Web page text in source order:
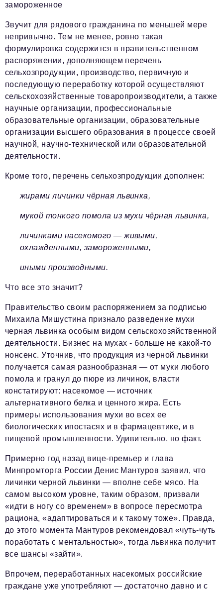
замороженное
Звучит для рядового гражданина по меньшей мере
непривычно. Тем не менее, ровно такая
формулировка содержится в правительственном
распоряжении, дополняющем перечень
сельхозпродукции, производство, первичную и
последующую переработку которой осуществляют
сельскохозяйственные товаропроизводители, а также
научные организации, профессиональные
образовательные организации, образовательные
организации высшего образования в процессе своей
научной, научно-технической или образовательной
деятельности.
Кроме того, перечень сельхозпродукции дополнен:
жирами личинки чёрная львинка,
мукой тонкого помола из мухи чёрная львинка,
личинками насекомого — живыми,
охлажденными, замороженными,
иными производными.
Что все это значит?
Правительство своим распоряжением за подписью
Михаила Мишустина признало разведение мухи
черная львинка особым видом сельскохозяйственной
деятельности. Бизнес на мухах - больше не какой-то
нонсенс. Уточнив, что продукция из черной львинки
получается самая разнообразная — от муки любого
помола и гранул до пюре из личинок, власти
констатируют: насекомое — источник
альтернативного белка и ценного жира. Есть
примеры использования мухи во всех ее
биологических ипостасях и в фармацевтике, и в
пищевой промышленности. Удивительно, но факт.
Примерно год назад вице-премьер и глава
Минпромторга России Денис Мантуров заявил, что
личинки черной львинки — вполне себе мясо. На
самом высоком уровне, таким образом, призвали
«идти в ногу со временем» в вопросе пересмотра
рациона, «адаптироваться и к такому тоже». Правда,
до этого момента Мантуров рекомендовал «чуть-чуть
поработать с ментальностью», тогда львинка получит
все шансы «зайти».
Впрочем, переработанных насекомых российские
граждане уже употребляют — достаточно давно и с